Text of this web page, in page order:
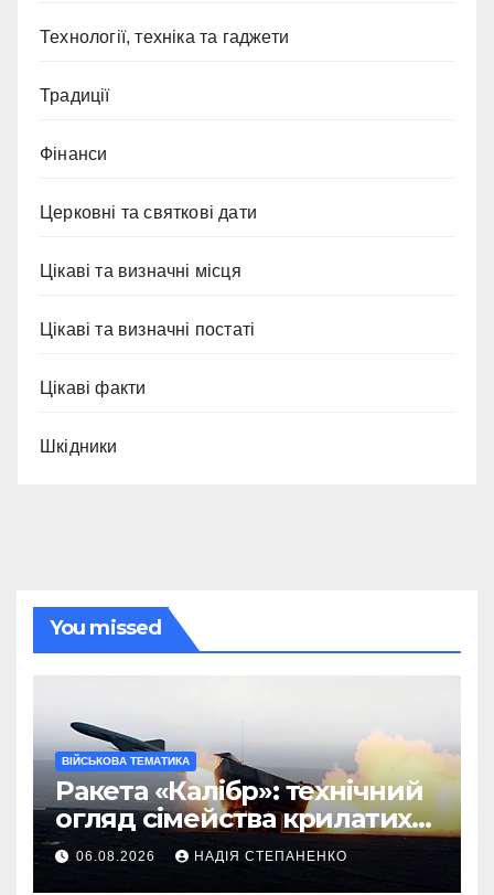
Технології, техніка та гаджети
Традиції
Фінанси
Церковні та святкові дати
Цікаві та визначні місця
Цікаві та визначні постаті
Цікаві факти
Шкідники
You missed
ВІЙСЬКОВА ТЕМАТИКА
Ракета «Калібр»: технічний
огляд сімейства крилатих
ракет
06.08.2026 НАДІЯ СТЕПАНЕНКО